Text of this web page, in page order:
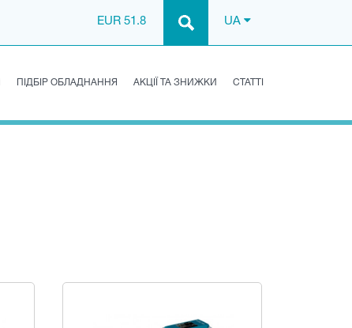
EUR 51.8 UA
ПІДБІР ОБЛАДНАННЯ АКЦІЇ ТА ЗНИЖКИ СТАТТІ